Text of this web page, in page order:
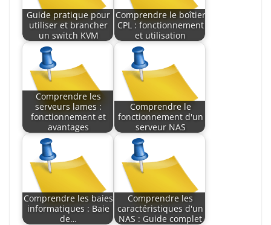
Guide pratique pour
utiliser et brancher
un switch KVM
Comprendre le boîtier
CPL : fonctionnement
et utilisation
Comprendre les
serveurs lames :
fonctionnement et
avantages
Comprendre le
fonctionnement d'un
serveur NAS
Comprendre les baies
informatiques : Baie
de…
Comprendre les
caractéristiques d'un
NAS : Guide complet